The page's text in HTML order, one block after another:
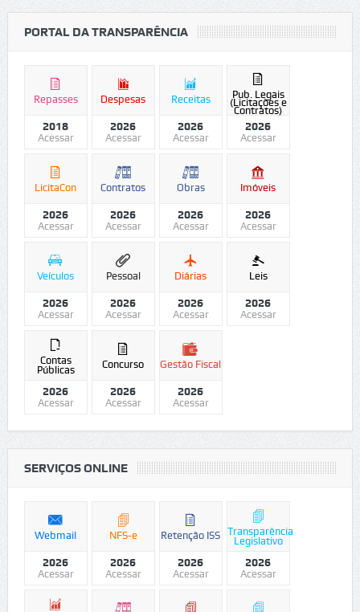
PORTAL DA TRANSPARÊNCIA
Repasses
2018
Acessar
Despesas
2026
Acessar
Receitas
2026
Acessar
Pub. Legais
(Licitações e
Contratos)
2026
Acessar
LicitaCon
2026
Acessar
Contratos
2026
Acessar
Obras
2026
Acessar
Imóveis
2026
Acessar
Veículos
2026
Acessar
Pessoal
2026
Acessar
Diárias
2026
Acessar
Leis
2026
Acessar
Contas
Públicas
2026
Acessar
Concurso
2026
Acessar
Gestão Fiscal
2026
Acessar
SERVIÇOS ONLINE
Webmail
2026
Acessar
NFS-e
2026
Acessar
Retenção ISS
2026
Acessar
Transparência
Legislativo
2026
Acessar